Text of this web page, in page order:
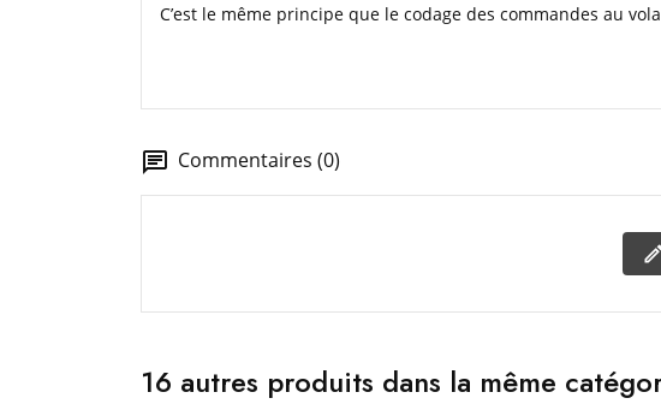
C’est le même principe que le codage des commandes au
Commentaires (0)
16 autres produits dans la même